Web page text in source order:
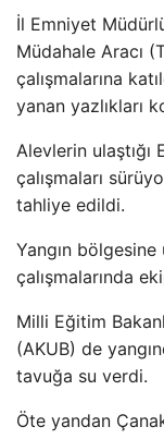
İl Emniyet M
Müdahale Aracı
çalışmalarına
yanan yazlıkları
Alevlerin ulaştığı
çalışmaları s
tahliye edildi.
Yangın bölgesine
çalışmalarında
Milli Eğitim
(AKUB) de
tavuğa su verdi.
Öte yandan